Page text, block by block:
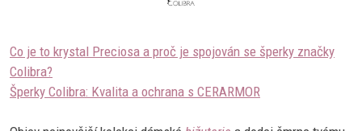
Co je to krystal Preciosa a proč je spojován se šperky značky
Colibra?
Šperky Colibra: Kvalita a ochrana s CERARMOR